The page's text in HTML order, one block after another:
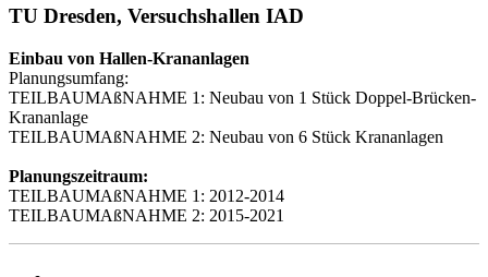
TU Dresden, Versuchshallen IAD
Einbau von Hallen-Krananlagen
Planungsumfang:
TEILBAUMAßNAHME 1: Neubau von 1 Stück Doppel-Brücken-
Krananlage
TEILBAUMAßNAHME 2: Neubau von 6 Stück Krananlagen
Planungszeitraum:
TEILBAUMAßNAHME 1: 2012-2014
TEILBAUMAßNAHME 2: 2015-2021